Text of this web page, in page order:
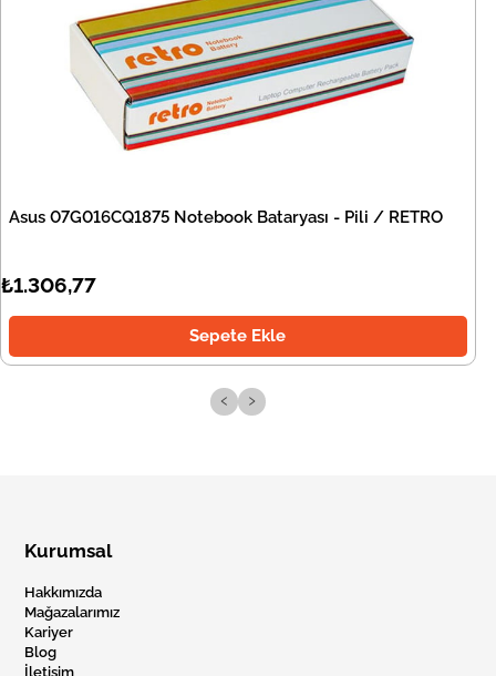
Asus 07G016CQ1875 Notebook Bataryası - Pili / RETRO
₺1.306,77
Sepete Ekle
‹ ›
Kurumsal
Hakkımızda
Mağazalarımız
Kariyer
Blog
İletişim